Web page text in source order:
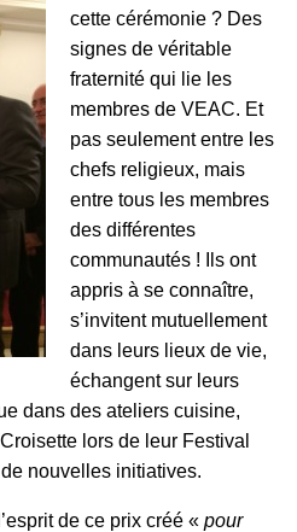
cette cérémonie ? Des
signes de véritable
fraternité qui lie les
membres de VEAC. Et
pas seulement entre les
chefs religieux, mais
entre tous les membres
des différentes
communautés ! Ils ont
appris à se connaître,
s’invitent mutuellement
dans leurs lieux de vie,
échangent sur leurs
dans des ateliers cuisine,
lors de leur Festival
nouvelles initiatives.
de ce prix créé « pour